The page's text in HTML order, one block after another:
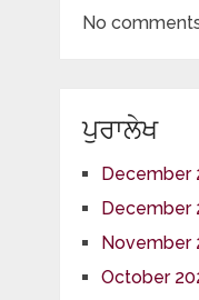
No
ਪੁਰਾਲੇਖ
December
December
November
October